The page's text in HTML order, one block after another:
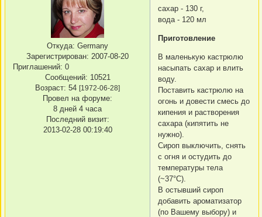
Откуда: Germany
Зарегистрирован: 2007-08-20
Приглашений: 0
Сообщений: 10521
Возраст: 54 [1972-06-28]
Провел на форуме:
8 дней 4 часа
Последний визит:
2013-02-28 00:19:40
сахар - 130 г,
вода - 120 мл
Приготовление
В маленькую кастрюлю
насыпать сахар и влить
воду.
Поставить кастрюлю на
огонь и довести смесь до
кипения и растворения
сахара (кипятить не
нужно).
Сироп выключить, снять
с огня и остудить до
температуры тела
(~37°С).
В остывший сироп
добавить ароматизатор
(по Вашему выбору) и